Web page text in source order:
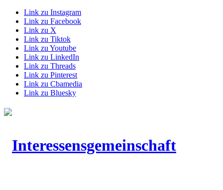
Link zu Instagram
Link zu Facebook
Link zu X
Link zu Tiktok
Link zu Youtube
Link zu LinkedIn
Link zu Threads
Link zu Pinterest
Link zu Cbamedia
Link zu Bluesky